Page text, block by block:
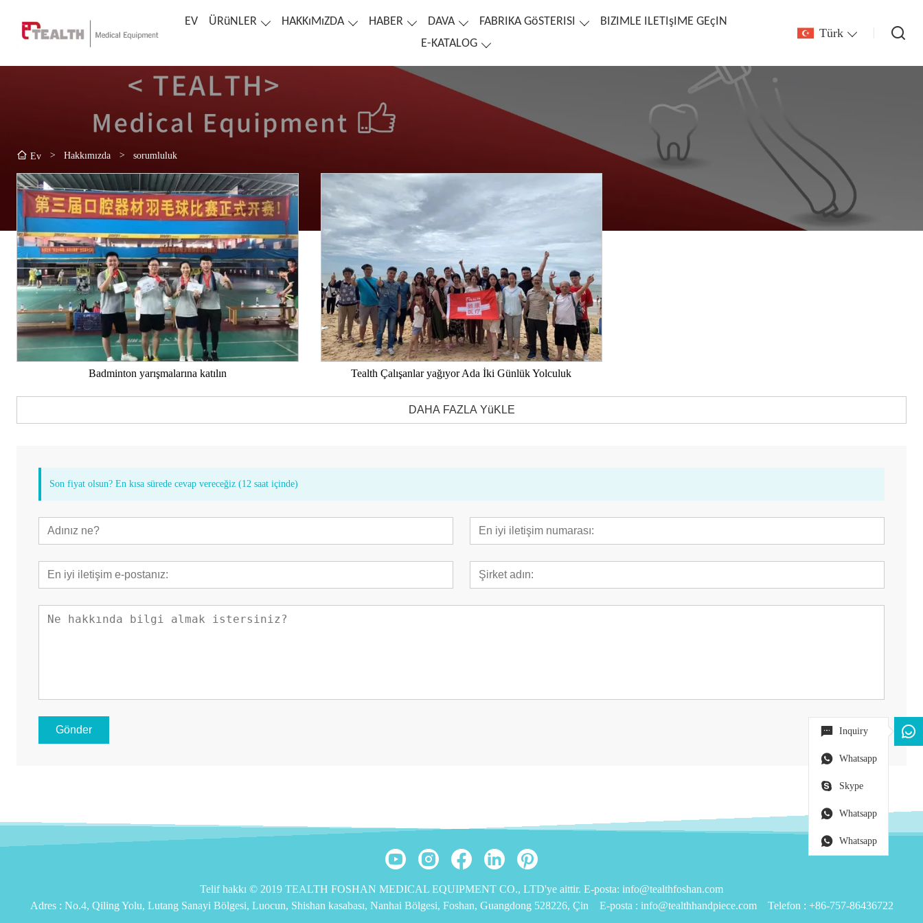
EV ÜRüNLER HAKKıMıZDA HABER DAVA FABRIKA GöSTERISI
BIZIMLE ILETIşIME GEçIN
E-KATALOG
Türk
Ev > Hakkımızda > sorumluluk
Badminton yarışmalarına katılın Tealth Çalışanlar yağıyor Ada İki Günlük Yolculuk
DAHA FAZLA YüKLE
Son fiyat olsun? En kısa sürede cevap vereceğiz (12 saat içinde)
Gönder
Telif hakkı © 2019 TEALTH FOSHAN MEDICAL EQUIPMENT CO., LTD'ye aittir. E-posta: info@tealthfoshan.com
Adres : No.4, Qiling Yolu, Lutang Sanayi Bölgesi, Luocun, Shishan kasabası, Nanhai Bölgesi, Foshan, Guangdong 528226, Çin E-posta : info@tealthhandpiece.com Telefon : +86-757-86436722
Inquiry
Whatsapp
Skype
Whatsapp
Whatsapp